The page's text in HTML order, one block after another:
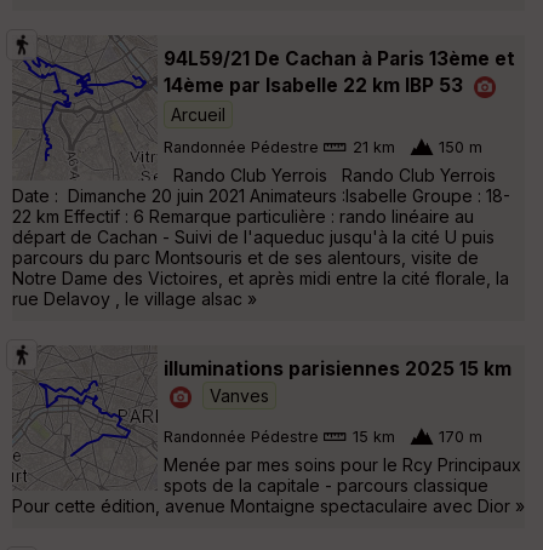
94L59/21 De Cachan à Paris 13ème et
14ème par Isabelle 22 km IBP 53
Arcueil
Randonnée Pédestre 21 km 150 m
Rando Club Yerrois Rando Club Yerrois
Date : Dimanche 20 juin 2021 Animateurs :Isabelle Groupe : 18-
22 km Effectif : 6 Remarque particulière : rando linéaire au
départ de Cachan - Suivi de l'aqueduc jusqu'à la cité U puis
parcours du parc Montsouris et de ses alentours, visite de
Notre Dame des Victoires, et après midi entre la cité florale, la
rue Delavoy , le village alsac »
illuminations parisiennes 2025 15 km
Vanves
Randonnée Pédestre 15 km 170 m
Menée par mes soins pour le Rcy Principaux
spots de la capitale - parcours classique
Pour cette édition, avenue Montaigne spectaculaire avec Dior »